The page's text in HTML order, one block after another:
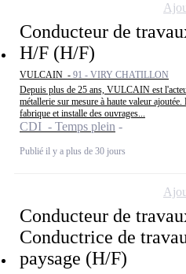
Conducteur de
H/F (H/F)
VULCAIN - 91 - VIRY CHATILLON
Depuis plus de 25 ans, VULCAIN est
métallerie sur mesure à haute valeur
fabrique et installe des ouvrages...
CDI - Temps plein
Publié il y a plus de 30 jours
Conducteur de
Conductrice de
paysage (H/F)